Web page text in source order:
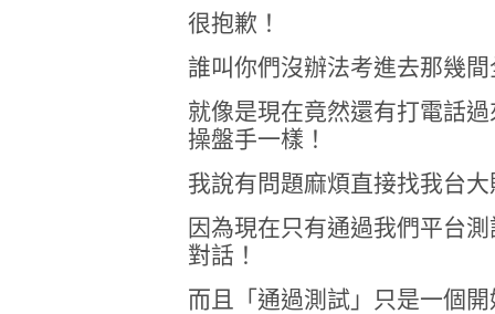
很抱歉！
誰叫你們沒辦法考進去那幾
就像是現在竟然還有打電話
操盤手一樣！
我說有問題麻煩直接找我台
因為現在只有通過我們平台
對話！
而且「通過測試」只是一個開